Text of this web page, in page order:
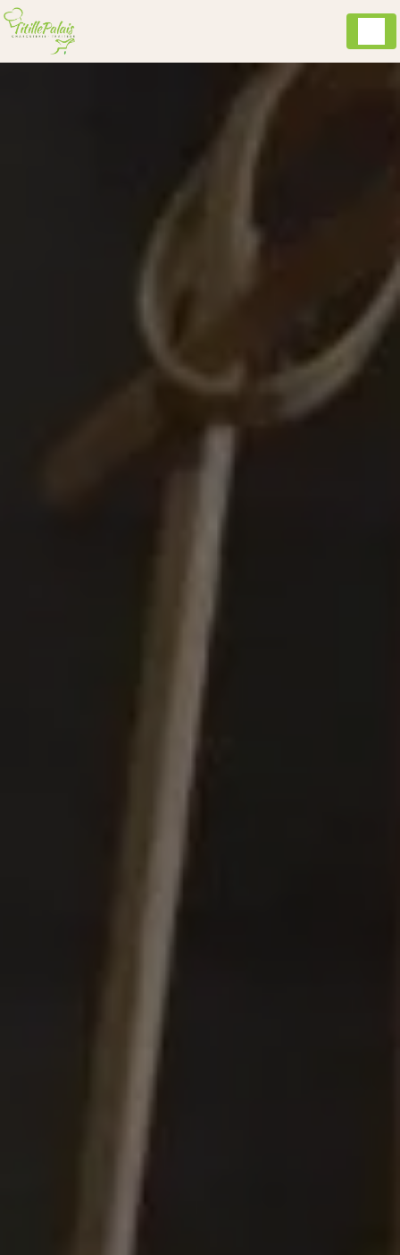
Panneau de gestion des cookies